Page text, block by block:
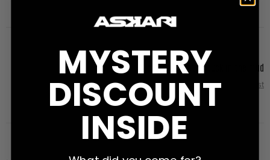
Nicholas Bryant - Stuck in the mud
Next Post
MYSTERY
DISCOUNT
INSIDE